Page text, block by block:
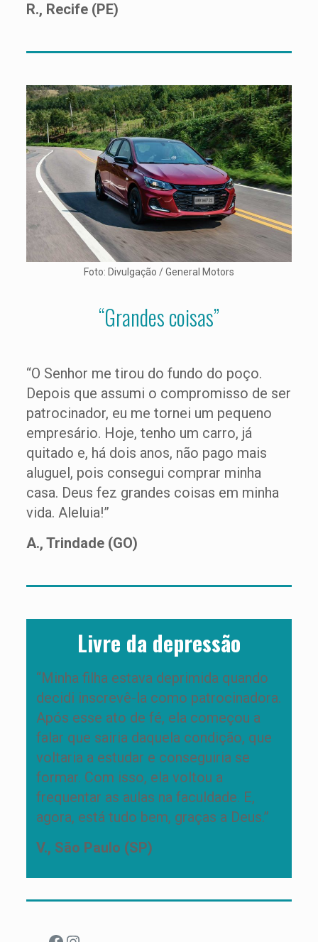
R., Recife (PE)
Foto: Divulgação / General Motors
“Grandes coisas”
“O Senhor me tirou do fundo do poço.
Depois que assumi o compromisso de ser
patrocinador, eu me tornei um pequeno
empresário. Hoje, tenho um carro, já
quitado e, há dois anos, não pago mais
aluguel, pois consegui comprar minha
casa. Deus fez grandes coisas em minha
vida. Aleluia!”
A., Trindade (GO)
Livre da depressão
“Minha filha estava deprimida quando
decidi inscrevê-la como patrocinadora.
Após esse ato de fé, ela começou a
falar que sairia daquela condição, que
voltaria a estudar e conseguiria se
formar. Com isso, ela voltou a
frequentar as aulas na faculdade. E,
agora, está tudo bem, graças a Deus.”
V., São Paulo (SP)